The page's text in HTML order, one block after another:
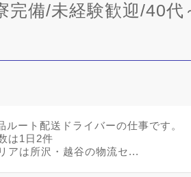
備/未経験歓迎/40代
ルート配送ドライバーの仕事です。
は1日2件
アは所沢・越谷の物流セ...